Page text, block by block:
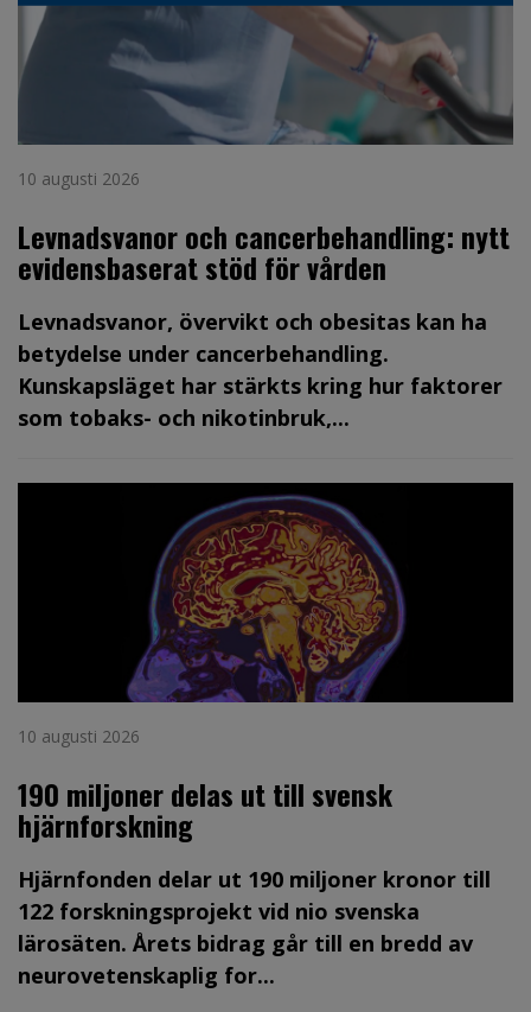
10 augusti 2026
Levnadsvanor och cancerbehandling: nytt
evidensbaserat stöd för vården
Levnadsvanor, övervikt och obesitas kan ha
betydelse under cancerbehandling.
Kunskapsläget har stärkts kring hur faktorer
som tobaks- och nikotinbruk,...
10 augusti 2026
190 miljoner delas ut till svensk
hjärnforskning
Hjärnfonden delar ut 190 miljoner kronor till
122 forskningsprojekt vid nio svenska
lärosäten. Årets bidrag går till en bredd av
neurovetenskaplig for...